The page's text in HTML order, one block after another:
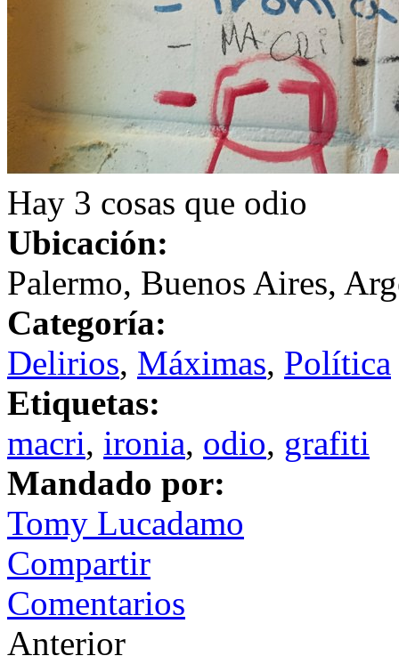
Hay 3 cosas que odio
Ubicación:
Palermo, Buenos Aires,
Categoría:
Delirios, Máximas, Política
Etiquetas:
macri, ironia, odio, grafiti
Mandado por:
Tomy Lucadamo
Compartir
Comentarios
Anterior